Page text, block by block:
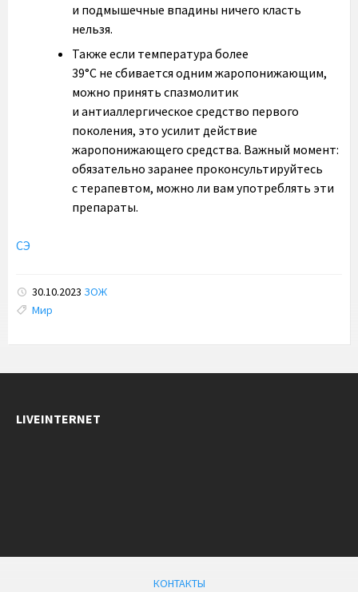
и подмышечные впадины ничего класть
нельзя.
Также если температура более
39°C не сбивается одним жаропонижающим,
можно принять спазмолитик
и антиаллергическое средство первого
поколения, это усилит действие
жаропонижающего средства. Важный момент:
обязательно заранее проконсультируйтесь
с терапевтом, можно ли вам употреблять эти
препараты.
СЭ
30.10.2023 ЗОЖ
Tags:
Мир
LIVEINTERNET
КОНТАКТЫ